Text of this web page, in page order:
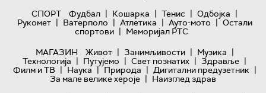
СПОРТ
Фудбал | Кошарка | Тенис | Одбојка |
Рукомет | Ватерполо | Атлетика | Ауто-мото | Остали
спортови | Меморијал РТС
МАГАЗИН
Живот | Занимљивости | Музика |
Технологијa | Путујемо | Свет познатих | Здравље |
Филм и ТВ | Наука | Природа | Дигитални предузетник |
За мале велике хероје | Наизглед здрав